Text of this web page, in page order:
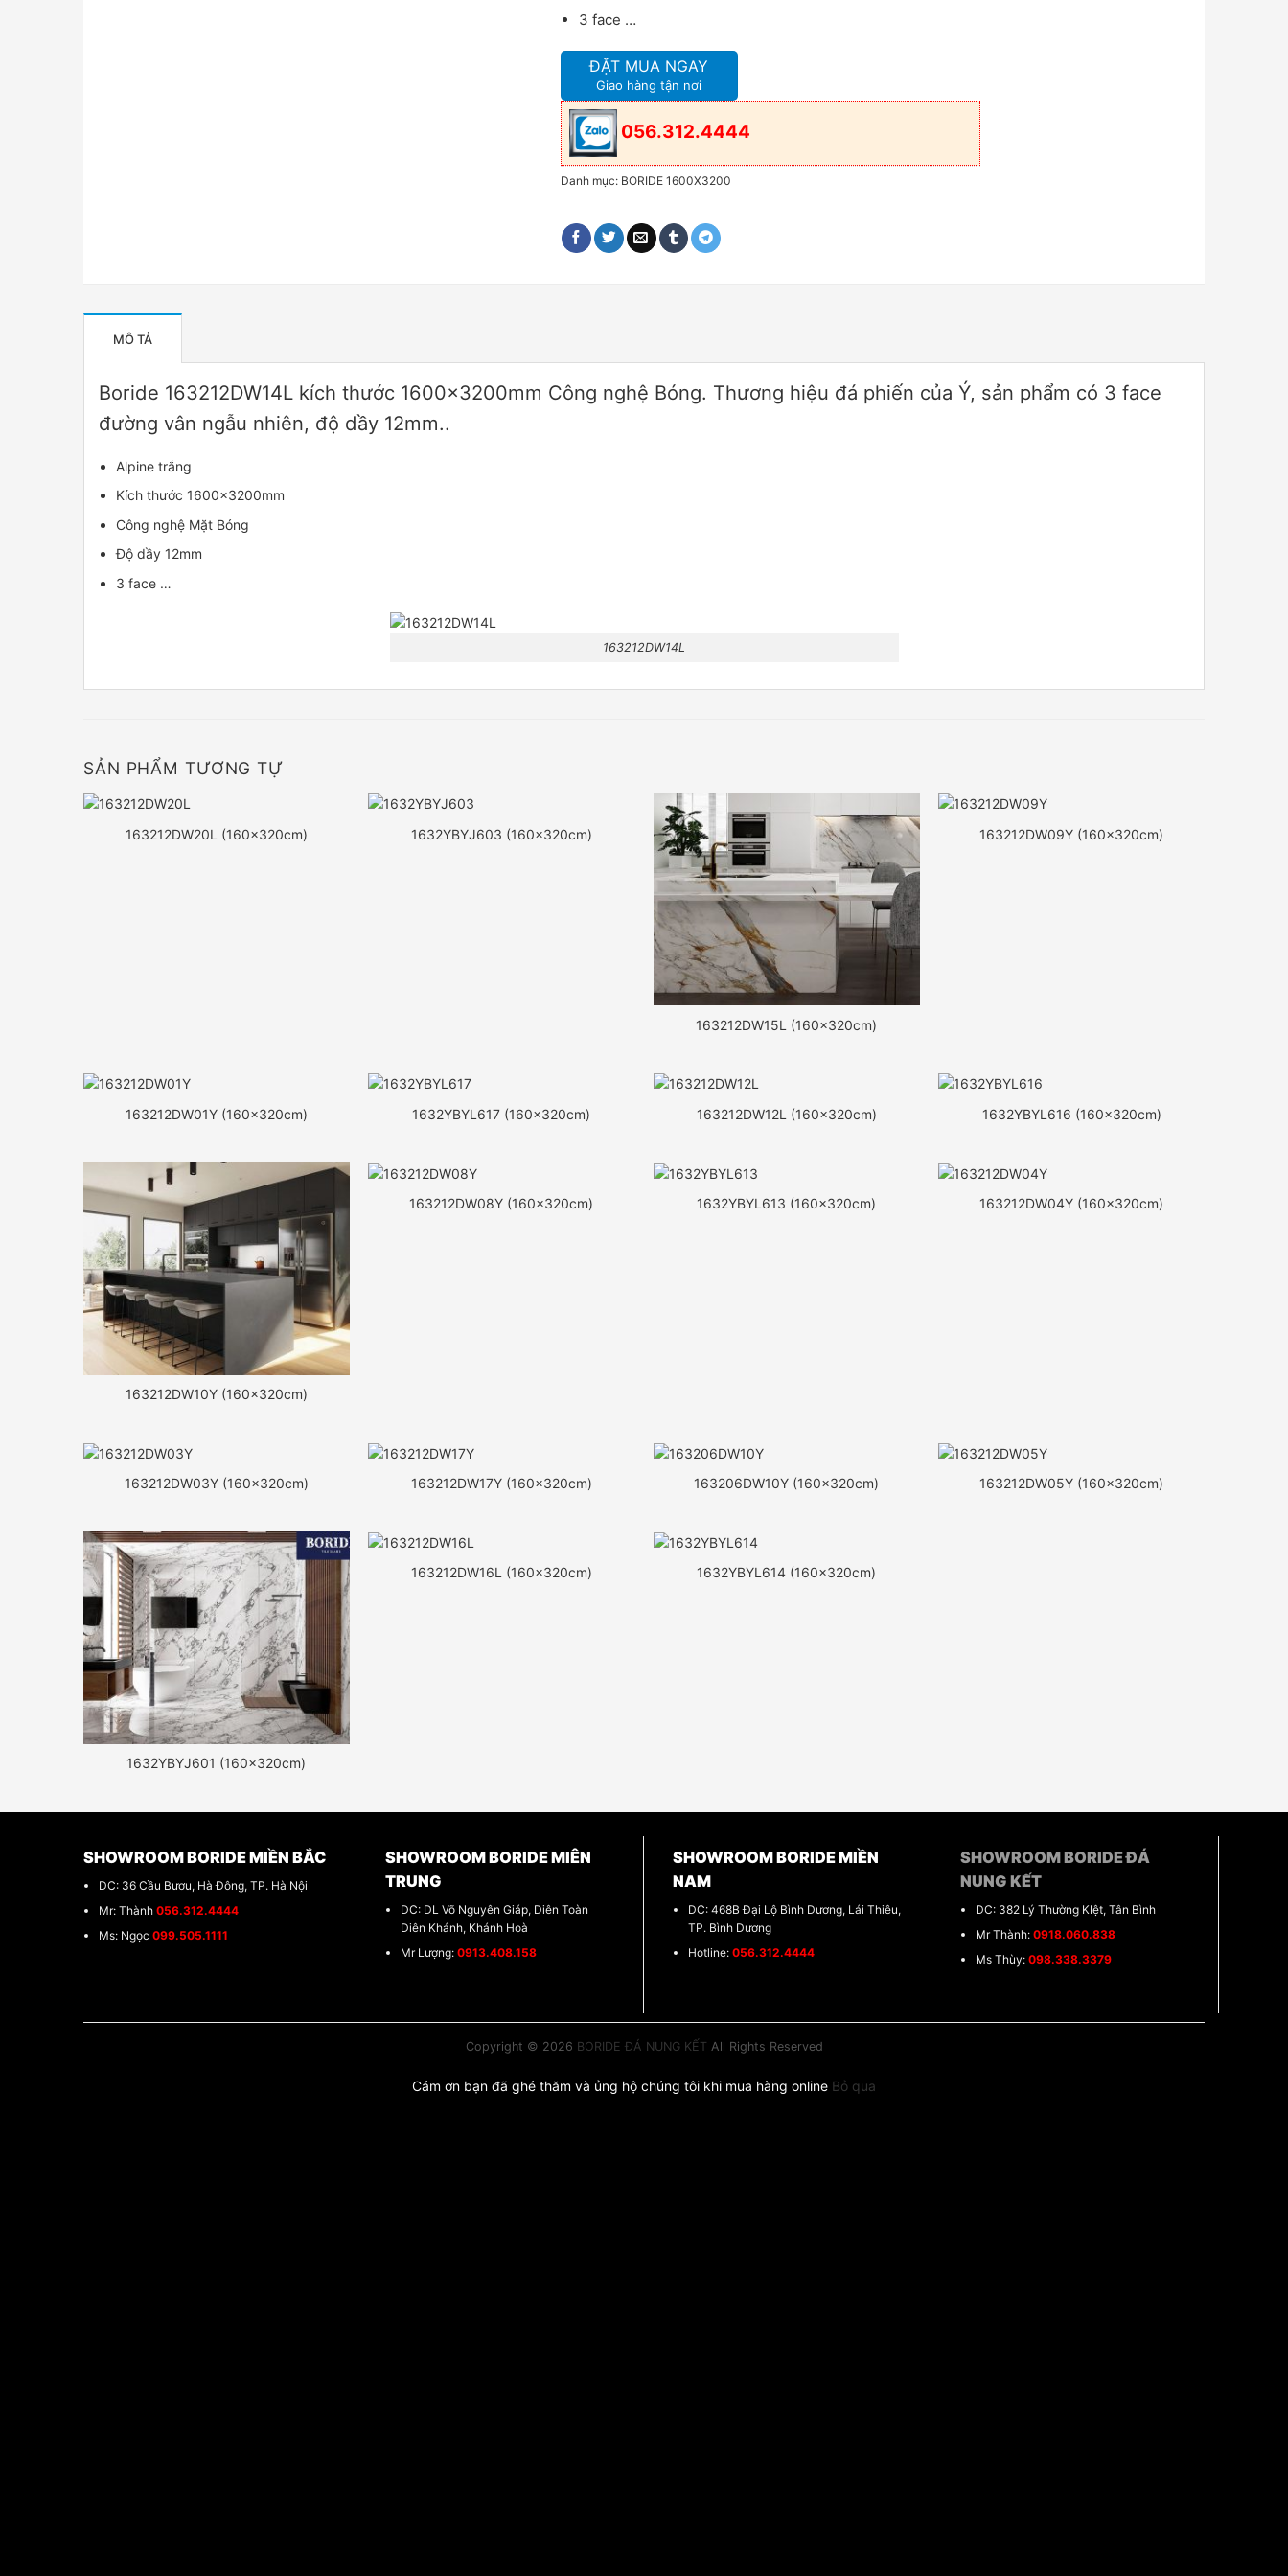
3 face …
ĐẶT MUA NGAY
Giao hàng tận nơi
056.312.4444
Danh mục: BORIDE 1600X3200
MÔ TẢ
Boride 163212DW14L kích thước 1600x3200mm Công nghệ Bóng. Thương hiệu đá phiến của Ý, sản phẩm có 3 face
đường vân ngẫu nhiên, độ dầy 12mm..
Alpine trắng
Kích thước 1600x3200mm
Công nghệ Mặt Bóng
Độ dầy 12mm
3 face …
163212DW14L
SẢN PHẨM TƯƠNG TỰ
163212DW20L (160x320cm) 1632YBYJ603 (160x320cm)
163212DW15L (160x320cm)
163212DW09Y (160x320cm)
163212DW01Y (160x320cm) 1632YBYL617 (160x320cm) 163212DW12L (160x320cm) 1632YBYL616 (160x320cm)
163212DW10Y (160x320cm)
163212DW08Y (160x320cm) 1632YBYL613 (160x320cm) 163212DW04Y (160x320cm)
163212DW03Y (160x320cm) 163212DW17Y (160x320cm) 163206DW10Y (160x320cm) 163212DW05Y (160x320cm)
1632YBYJ601 (160x320cm)
163212DW16L (160x320cm) 1632YBYL614 (160x320cm)
SHOWROOM BORIDE MIỀN BẮC
DC: 36 Cầu Bươu, Hà Đông, TP. Hà Nội
Mr: Thành 056.312.4444
Ms: Ngọc 099.505.1111
SHOWROOM BORIDE MIÊN
TRUNG
DC: DL Võ Nguyên Giáp, Diên Toàn
Diên Khánh, Khánh Hoà
Mr Lượng: 0913.408.158
SHOWROOM BORIDE MIỀN
NAM
DC: 468B Đại Lộ Bình Dương, Lái Thiêu,
TP. Bình Dương
Hotline: 056.312.4444
SHOWROOM BORIDE ĐÁ
NUNG KẾT
DC: 382 Lý Thường KIệt, Tân Bình
Mr Thành: 0918.060.838
Ms Thùy: 098.338.3379
Copyright © 2026 BORIDE ĐÁ NUNG KẾT All Rights Reserved
Cám ơn bạn đã ghé thăm và ủng hộ chúng tôi khi mua hàng online Bỏ qua